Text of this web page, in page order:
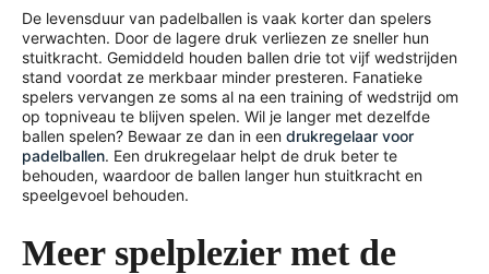
De levensduur van padelballen is vaak korter dan spelers
verwachten. Door de lagere druk verliezen ze sneller hun
stuitkracht. Gemiddeld houden ballen drie tot vijf wedstrijden
stand voordat ze merkbaar minder presteren. Fanatieke
spelers vervangen ze soms al na een training of wedstrijd om
op topniveau te blijven spelen. Wil je langer met dezelfde
ballen spelen? Bewaar ze dan in een drukregelaar voor
padelballen. Een drukregelaar helpt de druk beter te
behouden, waardoor de ballen langer hun stuitkracht en
speelgevoel behouden.
Meer spelplezier met de